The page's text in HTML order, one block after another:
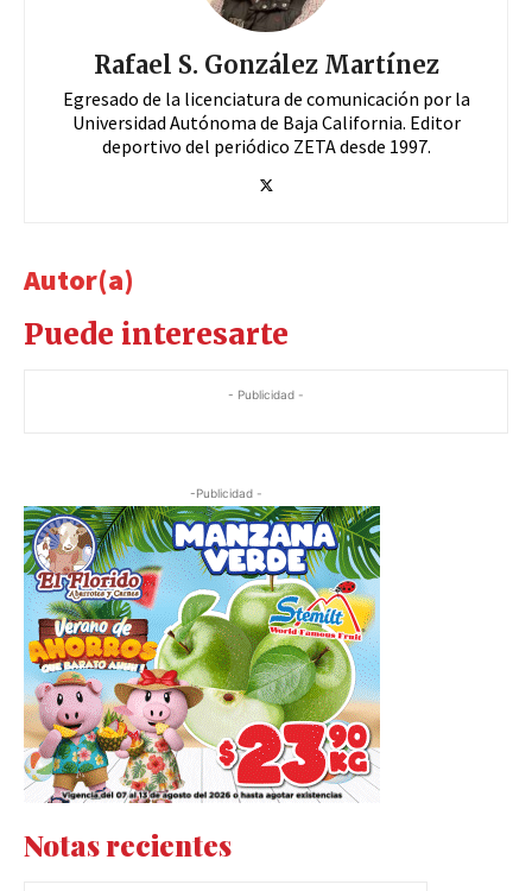
Rafael S. González Martínez
Egresado de la licenciatura de comunicación por la
Universidad Autónoma de Baja California. Editor
deportivo del periódico ZETA desde 1997.
Autor(a)
Puede interesarte
- Publicidad -
-Publicidad -
Notas recientes